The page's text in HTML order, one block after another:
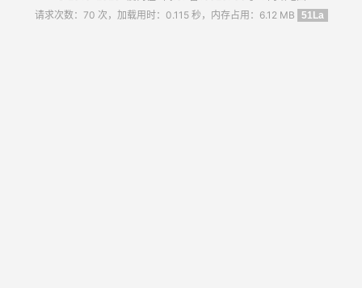
请求次数：70 次，加载用时：0.115 秒，内存占用：6.12 MB
51La